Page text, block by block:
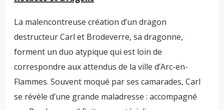
La malencontreuse création d’un dragon
destructeur Carl et Brodeverre, sa dragonne,
forment un duo atypique qui est loin de
correspondre aux attendus de la ville d’Arc-en-
Flammes. Souvent moqué par ses camarades, Carl
se révèle d’une grande maladresse : accompagné